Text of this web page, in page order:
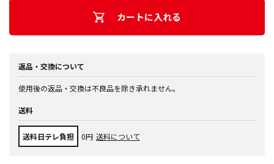
カートに入れる
返品・交換について
使用後の返品・交換は不良品を除き承れません。
送料
送料日テレ負担 0円 送料について